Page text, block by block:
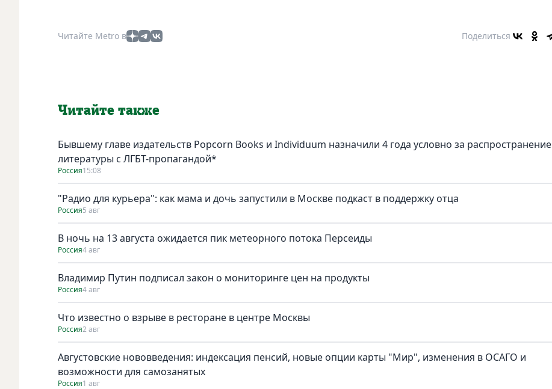
Читайте Metro в Поделиться
Читайте также
Бывшему главе издательств Popcorn Books и Individuum назначили 4 года условно за распространение
литературы с ЛГБТ-пропагандой*
Россия15:08
"Радио для курьера": как мама и дочь запустили в Москве подкаст в поддержку отца
Россия5 авг
В ночь на 13 августа ожидается пик метеорного потока Персеиды
Россия4 авг
Владимир Путин подписал закон о мониторинге цен на продукты
Россия4 авг
Что известно о взрыве в ресторане в центре Москвы
Россия2 авг
Августовские нововведения: индексация пенсий, новые опции карты "Мир", изменения в ОСАГО и
возможности для самозанятых
Россия1 авг